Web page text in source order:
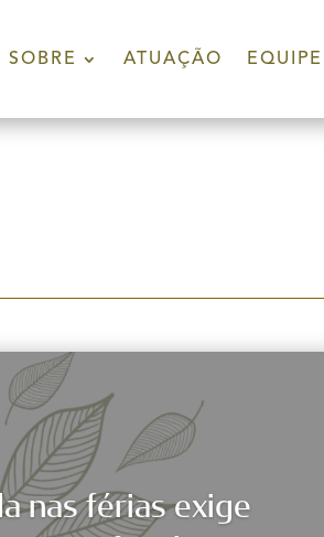
SOBRE ATUAÇÃO EQUIPE
nas férias exige